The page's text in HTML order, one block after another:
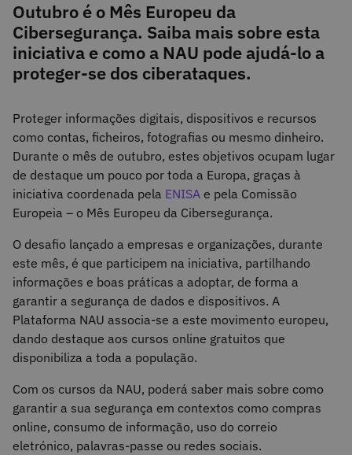
Outubro é o Mês Europeu da
Cibersegurança. Saiba mais sobre esta
iniciativa e como a NAU pode ajudá-lo a
proteger-se dos ciberataques.
Proteger informações digitais, dispositivos e recursos
como contas, ficheiros, fotografias ou mesmo dinheiro.
Durante o mês de outubro, estes objetivos ocupam lugar
de destaque um pouco por toda a Europa, graças à
iniciativa coordenada pela ENISA e pela Comissão
Europeia – o Mês Europeu da Cibersegurança.
O desafio lançado a empresas e organizações, durante
este mês, é que participem na iniciativa, partilhando
informações e boas práticas a adoptar, de forma a
garantir a segurança de dados e dispositivos. A
Plataforma NAU associa-se a este movimento europeu,
dando destaque aos cursos online gratuitos que
disponibiliza a toda a população.
Com os cursos da NAU, poderá saber mais sobre como
garantir a sua segurança em contextos como compras
online, consumo de informação, uso do correio
eletrónico, palavras-passe ou redes sociais.